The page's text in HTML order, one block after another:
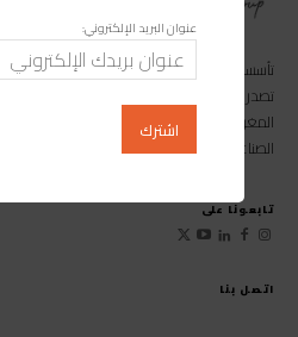
اتصل بنا
تأسست
تصدر المجلة الرائدة المخصصة للصناعة
المغرب»، بالإضافة إلى أول منصة رقمية
الصناعي.
تابعونا على
عنوان البريد الإلكتروني: